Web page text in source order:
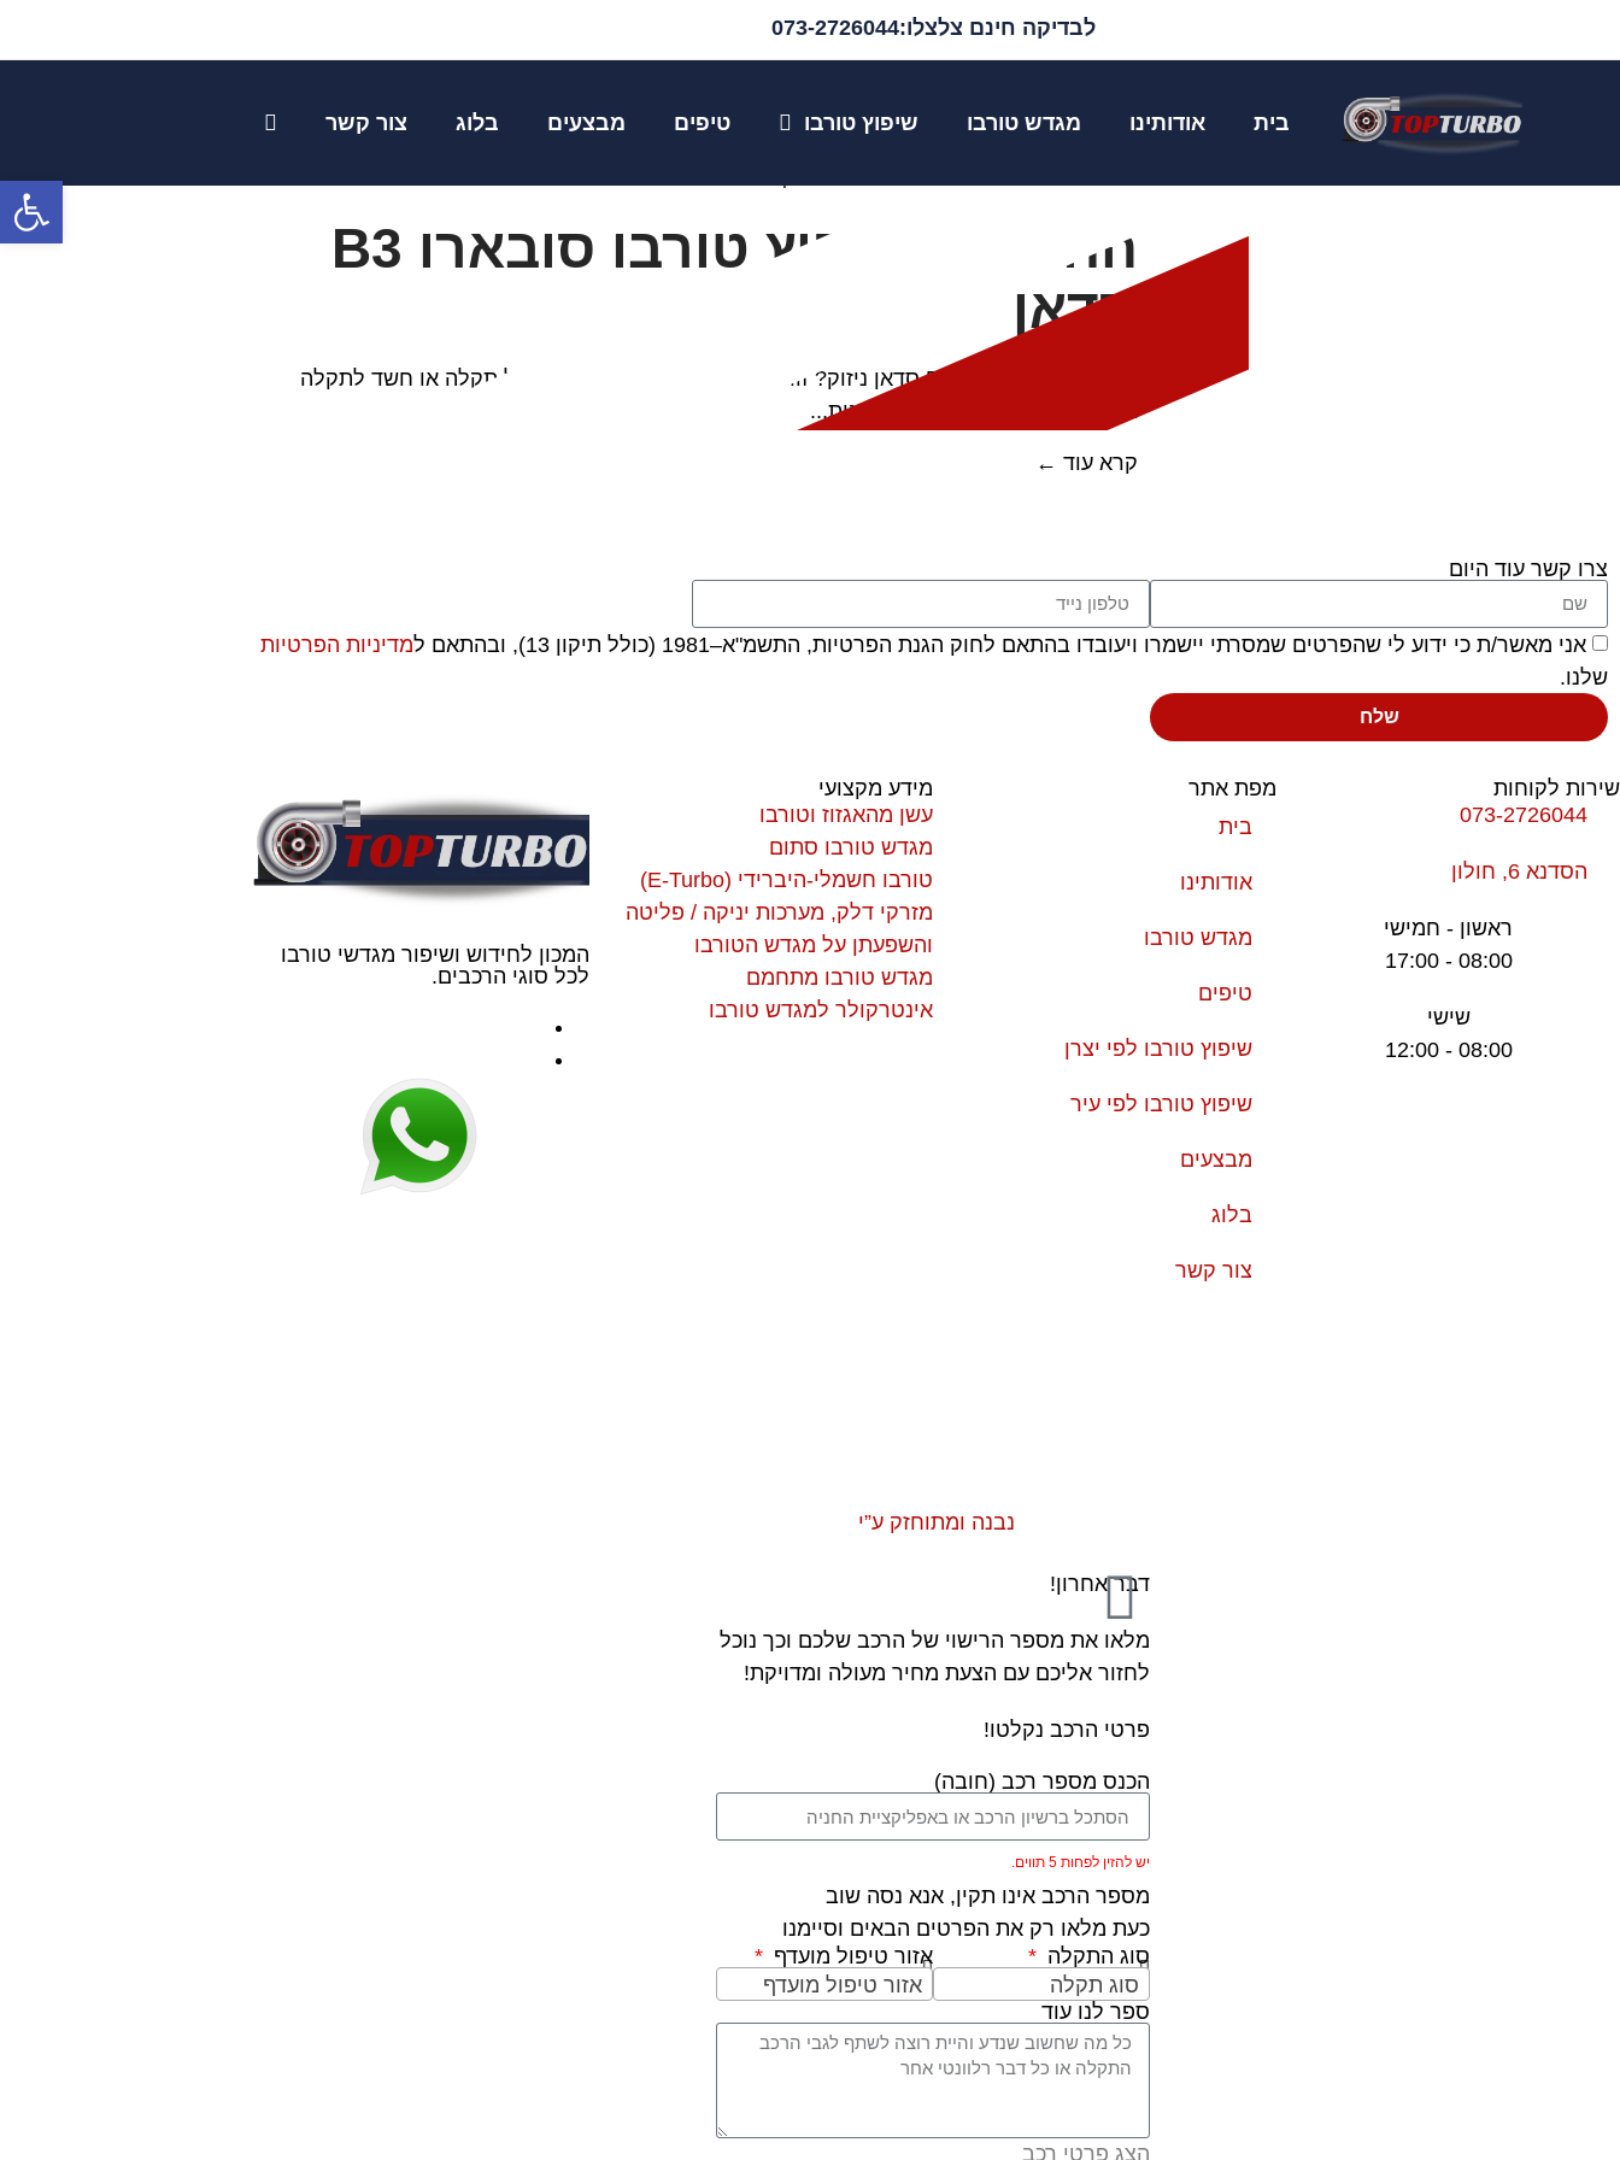
לבדיקה חינם צלצלו:073-2726044
בית אודותינו מגדש טורבו שיפוץ טורבו טיפים מבצעים בלוג צור קשר שיפוץ טורבו סובארו B3 סדאן
החלפת / שיפוץ טורבו סובארו B3
סדאן
מגדש טורבו סובארו B3 סדאן ניזוק? זורק שמן? מרעיש? בכל מקרה של תקלה או חשד לתקלה
במגדש הטורבו שלכם חשוב לפנות...
קרא עוד ←
צרו קשר עוד היום
אני מאשר/ת כי ידוע לי שהפרטים שמסרתי יישמרו ויעובדו בהתאם לחוק הגנת הפרטיות, התשמ"א–1981 (כולל תיקון 13), ובהתאם ל
מדיניות הפרטיות
שלנו.
שלח
שירות לקוחות
073-2726044
הסדנא 6, חולון
ראשון - חמישי
08:00 - 17:00
שישי
08:00 - 12:00
מפת אתר
בית
אודותינו
מגדש טורבו
טיפים
שיפוץ טורבו לפי יצרן
שיפוץ טורבו לפי עיר
מבצעים
בלוג
צור קשר
מידע מקצועי
עשן מהאגזוז וטורבו
מגדש טורבו סתום
טורבו חשמלי-היברידי (E-Turbo)
מזרקי דלק, מערכות יניקה / פליטה
והשפעתן על מגדש הטורבו
מגדש טורבו מתחמם
אינטרקולר למגדש טורבו
המכון לחידוש ושיפור מגדשי טורבו
לכל סוגי הרכבים.
נבנה ומתוחזק ע”י
דבר אחרון!
מלאו את מספר הרישוי של הרכב שלכם וכך נוכל
לחזור אליכם עם הצעת מחיר מעולה ומדויקת!
פרטי הרכב נקלטו!
הכנס מספר רכב (חובה)
יש להזין לפחות 5 תווים.
מספר הרכב אינו תקין, אנא נסה שוב
כעת מלאו רק את הפרטים הבאים וסיימנו
סוג התקלה
סוג תקלה
אזור טיפול מועדף
אזור טיפול מועדף
ספר לנו עוד
הצג פרטי רכב